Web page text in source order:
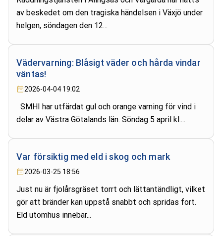
av beskedet om den tragiska händelsen i Växjö under
helgen, söndagen den 12...
Vädervarning: Blåsigt väder och hårda vindar
väntas!
2026-04-04 19:02
SMHI har utfärdat gul och orange varning för vind i
delar av Västra Götalands län. Söndag 5 april kl....
Var försiktig med eld i skog och mark
2026-03-25 18:56
Just nu är fjolårsgräset torrt och lättantändligt, vilket
gör att bränder kan uppstå snabbt och spridas fort.
Eld utomhus innebär...